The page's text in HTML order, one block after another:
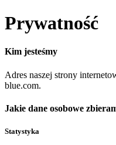
Prywatność
Kim jesteśmy
Adres naszej strony
blue.com.
Jakie dane osobowe
Statystyka